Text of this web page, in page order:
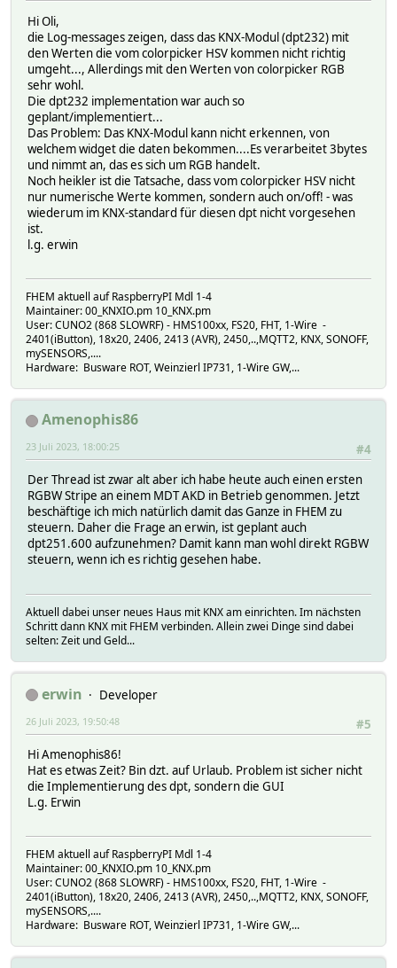
Hi Oli,
die Log-messages zeigen, dass das KNX-Modul (dpt232) mit
den Werten die vom colorpicker HSV kommen nicht richtig
umgeht..., Allerdings mit den Werten von colorpicker RGB
sehr wohl.
Die dpt232 implementation war auch so
geplant/implementiert...
Das Problem: Das KNX-Modul kann nicht erkennen, von
welchem widget die daten bekommen....Es verarbeitet 3bytes
und nimmt an, das es sich um RGB handelt.
Noch heikler ist die Tatsache, dass vom colorpicker HSV nicht
nur numerische Werte kommen, sondern auch on/off! - was
wiederum im KNX-standard für diesen dpt nicht vorgesehen
ist.
l.g. erwin
FHEM aktuell auf RaspberryPI Mdl 1-4
Maintainer: 00_KNXIO.pm 10_KNX.pm
User: CUNO2 (868 SLOWRF) - HMS100xx, FS20, FHT, 1-Wire -
2401(iButton), 18x20, 2406, 2413 (AVR), 2450,..,MQTT2, KNX, SONOFF,
mySENSORS,....
Hardware: Busware ROT, Weinzierl IP731, 1-Wire GW,...
Amenophis86
#4
23 Juli 2023, 18:00:25
Der Thread ist zwar alt aber ich habe heute auch einen ersten
RGBW Stripe an einem MDT AKD in Betrieb genommen. Jetzt
beschäftige ich mich natürlich damit das Ganze in FHEM zu
steuern. Daher die Frage an erwin, ist geplant auch
dpt251.600 aufzunehmen? Damit kann man wohl direkt RGBW
steuern, wenn ich es richtig gesehen habe.
Aktuell dabei unser neues Haus mit KNX am einrichten. Im nächsten
Schritt dann KNX mit FHEM verbinden. Allein zwei Dinge sind dabei
selten: Zeit und Geld...
erwin
Developer
#5
26 Juli 2023, 19:50:48
Hi Amenophis86!
Hat es etwas Zeit? Bin dzt. auf Urlaub. Problem ist sicher nicht
die Implementierung des dpt, sondern die GUI
L.g. Erwin
FHEM aktuell auf RaspberryPI Mdl 1-4
Maintainer: 00_KNXIO.pm 10_KNX.pm
User: CUNO2 (868 SLOWRF) - HMS100xx, FS20, FHT, 1-Wire -
2401(iButton), 18x20, 2406, 2413 (AVR), 2450,..,MQTT2, KNX, SONOFF,
mySENSORS,....
Hardware: Busware ROT, Weinzierl IP731, 1-Wire GW,...